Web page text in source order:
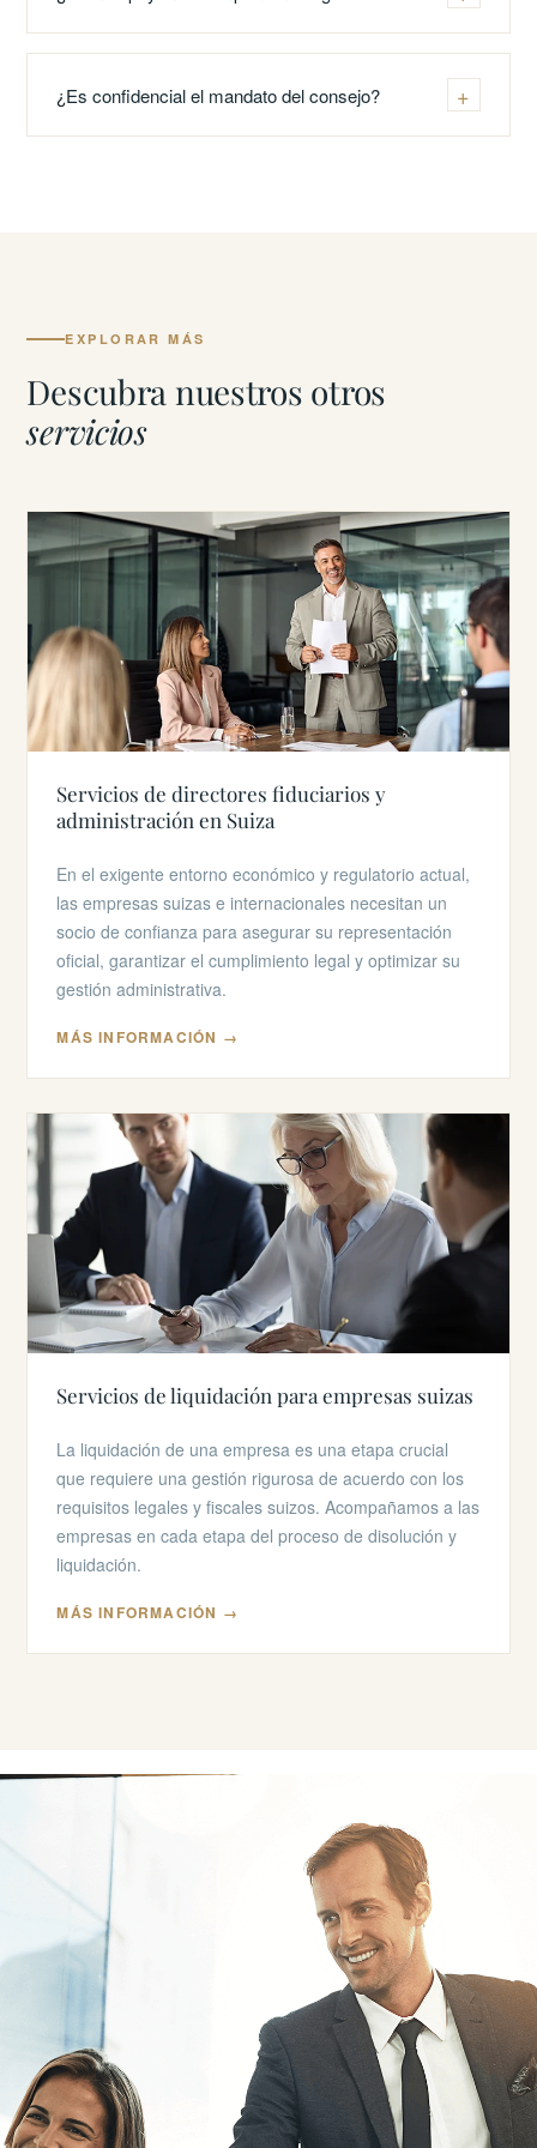
en la gobernanza, la supervisión y el cumplimiento de
los requisitos legales y de supervisión suizos.
Contribuimos a asegurar que la organización opere de
asociaciones, sus estatutos y las expectativas de la
autoridad de supervisión correspondiente.
¿Es confidencial el mandato del consejo?
EXPLORAR MÁS
Descubra nuestros otros
servicios
Servicios de directores fiduciarios y
administración en Suiza
En el exigente entorno económico y regulatorio actual,
las empresas suizas e internacionales necesitan un
socio de confianza para asegurar su representación
oficial, garantizar el cumplimiento legal y optimizar su
gestión administrativa.
MÁS INFORMACIÓN →
Servicios de liquidación para empresas suizas
La liquidación de una empresa es una etapa crucial
que requiere una gestión rigurosa de acuerdo con los
requisitos legales y fiscales suizos. Acompañamos a las
empresas en cada etapa del proceso de disolución y
liquidación.
MÁS INFORMACIÓN →